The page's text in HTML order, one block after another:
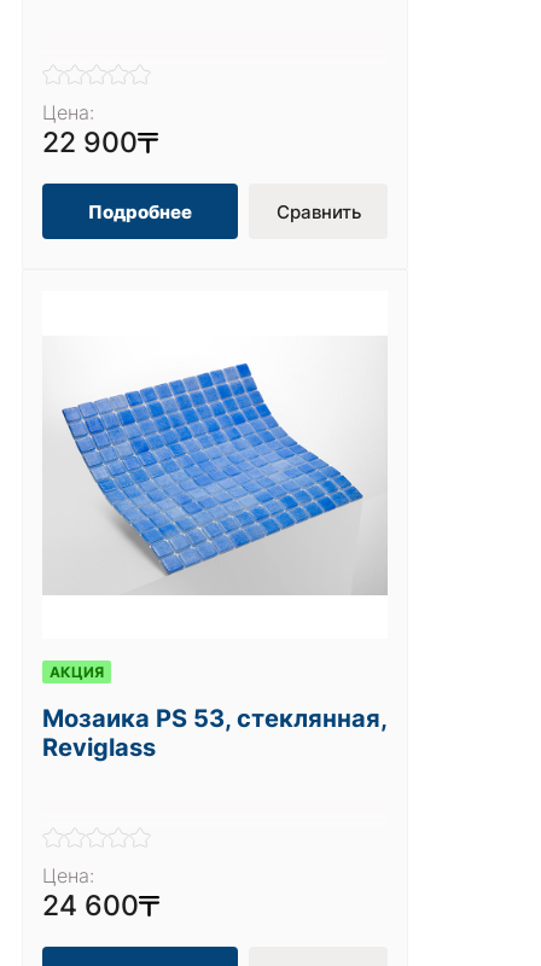
Цена:
22 900
Подробнее Сравнить
АКЦИЯ
Мозаика PS 53, стеклянная,
Reviglass
Цена:
24 600